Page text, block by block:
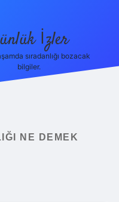
İzler
sıradanlığı bozacak
bilgiler.
NE DEMEK